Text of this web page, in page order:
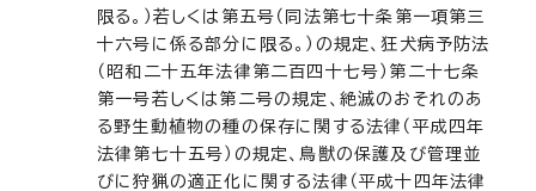
限る。）若しくは第五号（同法第七十条第一項第三
十六号に係る部分に限る。）の規定、狂犬病予防法
（昭和二十五年法律第二百四十七号）第二十七条
第一号若しくは第二号の規定、絶滅のおそれのあ
る野生動植物の種の保存に関する法律（平成四年
法律第七十五号）の規定、鳥獣の保護及び管理並
びに狩猟の適正化に関する法律（平成十四年法律